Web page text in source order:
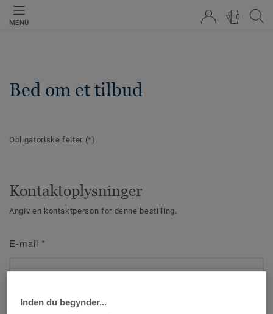
MENU
0
Bed om et tilbud
Obligatoriske felter (*)
Kontaktoplysninger
Angiv en kontaktperson for denne bestilling.
E-mail *
Inden du begynder...